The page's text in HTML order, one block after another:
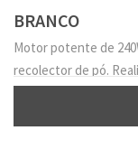
BRANCO
Motor potente de
recolector de pó.